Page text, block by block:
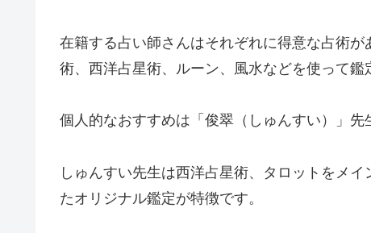
在籍する占い師さんはそれぞれに得意な占術
術、西洋占星術、ルーン、風水などを使って鑑
個人的なおすすめは「俊翠（しゅんすい）」先
しゅんすい先生は西洋占星術、タロットをメ
たオリジナル鑑定が特徴です。